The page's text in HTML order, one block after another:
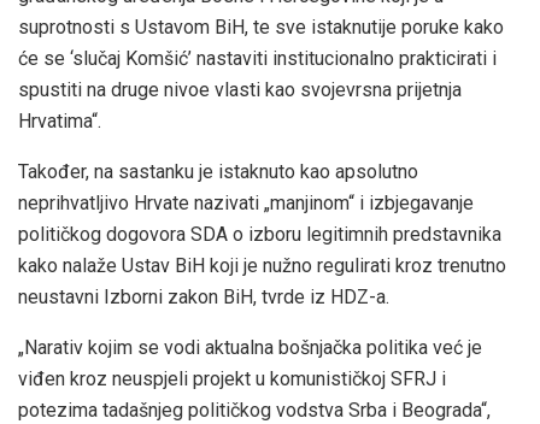
suprotnosti s Ustavom BiH, te sve istaknutije poruke kako
će se ‘slučaj Komšić’ nastaviti institucionalno prakticirati i
spustiti na druge nivoe vlasti kao svojevrsna prijetnja
Hrvatima“.
Također, na sastanku je istaknuto kao apsolutno
neprihvatljivo Hrvate nazivati „manjinom“ i izbjegavanje
političkog dogovora SDA o izboru legitimnih predstavnika
kako nalaže Ustav BiH koji je nužno regulirati kroz trenutno
neustavni Izborni zakon BiH, tvrde iz HDZ-a.
„Narativ kojim se vodi aktualna bošnjačka politika već je
viđen kroz neuspjeli projekt u komunističkoj SFRJ i
potezima tadašnjeg političkog vodstva Srba i Beograda“,